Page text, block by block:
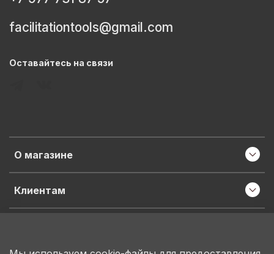
О магазине
Клиентам
facilitationtools@gmail.com
Оставайтесь на связи